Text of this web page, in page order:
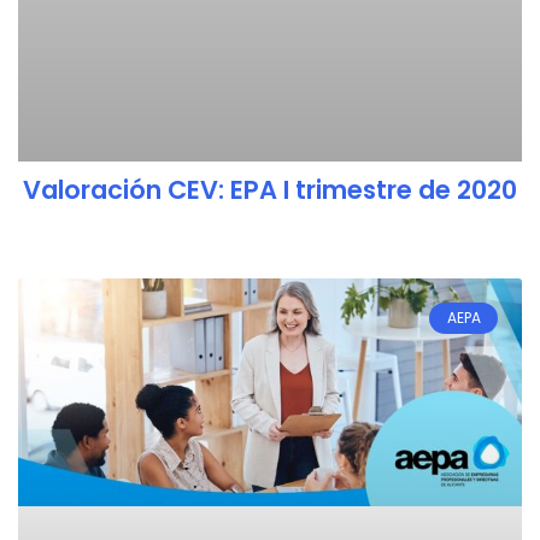
Valoración CEV: EPA I trimestre de 2020
AEPA